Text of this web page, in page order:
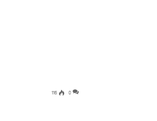
0
116